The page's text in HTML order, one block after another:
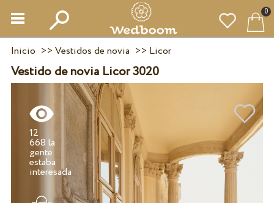
0
Inicio >> Vestidos de novia >> Licor
Vestido de novia Licor 3020
12
668 la
gente
estaba